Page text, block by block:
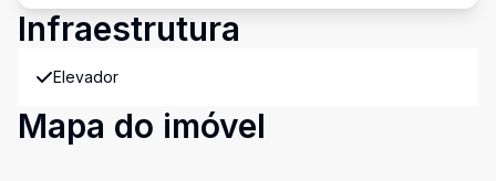
Infraestrutura
Elevador
Mapa do imóvel